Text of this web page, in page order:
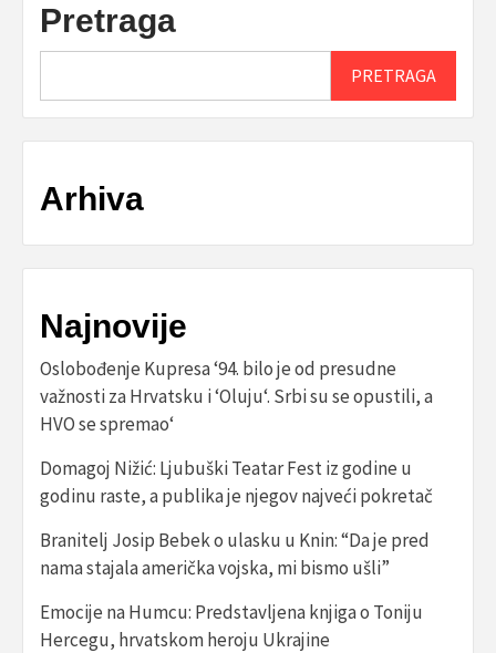
Pretraga
PRETRAGA
Arhiva
Najnovije
Oslobođenje Kupresa ‘94. bilo je od presudne
važnosti za Hrvatsku i ‘Oluju‘. Srbi su se opustili, a
HVO se spremao‘
Domagoj Nižić: Ljubuški Teatar Fest iz godine u
godinu raste, a publika je njegov najveći pokretač
Branitelj Josip Bebek o ulasku u Knin: “Da je pred
nama stajala američka vojska, mi bismo ušli”
Emocije na Humcu: Predstavljena knjiga o Toniju
Hercegu, hrvatskom heroju Ukrajine